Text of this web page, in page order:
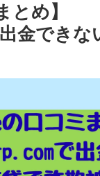
め】
金できな